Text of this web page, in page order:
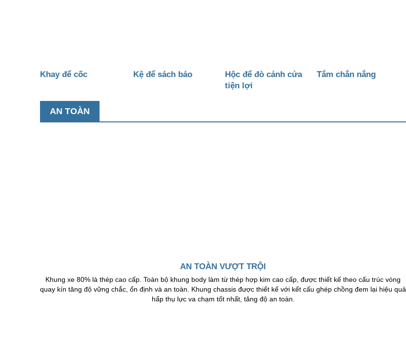
Khay để cốc Kệ để sách báo
Hộc để đò cảnh cửa
tiện lợi
Tắm chắn nắng
AN TOÀN
AN TOÀN VƯỢT TRỘI
Khung xe 80% là thép cao cấp. Toàn bộ khung body làm từ thép hợp kim cao cấp, được thiết kế theo cấu trúc vòng
quay kín tăng độ vững chắc, ổn định và an toàn. Khung chassis được thiết kế với kết cấu ghép chồng đem lại hiệu quả
hấp thụ lực va chạm tốt nhất, tăng độ an toàn.